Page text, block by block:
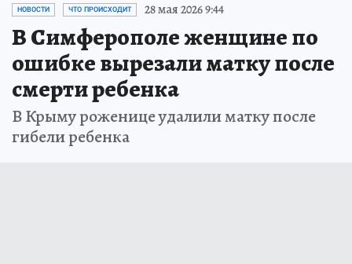
НОВОСТИ ЧТО ПРОИСХОДИТ 28 мая 2026 9:44
В Симферополе женщине по
ошибке вырезали матку после
смерти ребенка
В Крыму роженице удалили матку после
гибели ребенка